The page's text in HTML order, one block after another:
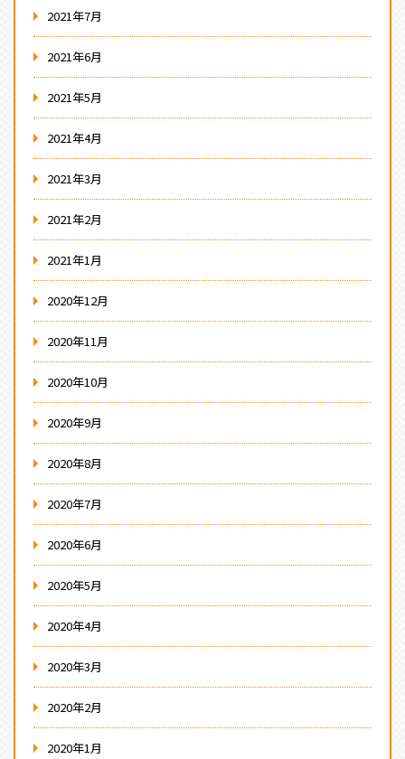
2021年7月
2021年6月
2021年5月
2021年4月
2021年3月
2021年2月
2021年1月
2020年12月
2020年11月
2020年10月
2020年9月
2020年8月
2020年7月
2020年6月
2020年5月
2020年4月
2020年3月
2020年2月
2020年1月